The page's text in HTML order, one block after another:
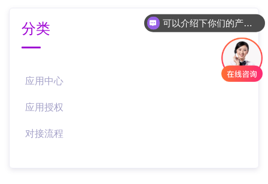
分类
应用中心
应用授权
对接流程
你们是怎么收费的呢